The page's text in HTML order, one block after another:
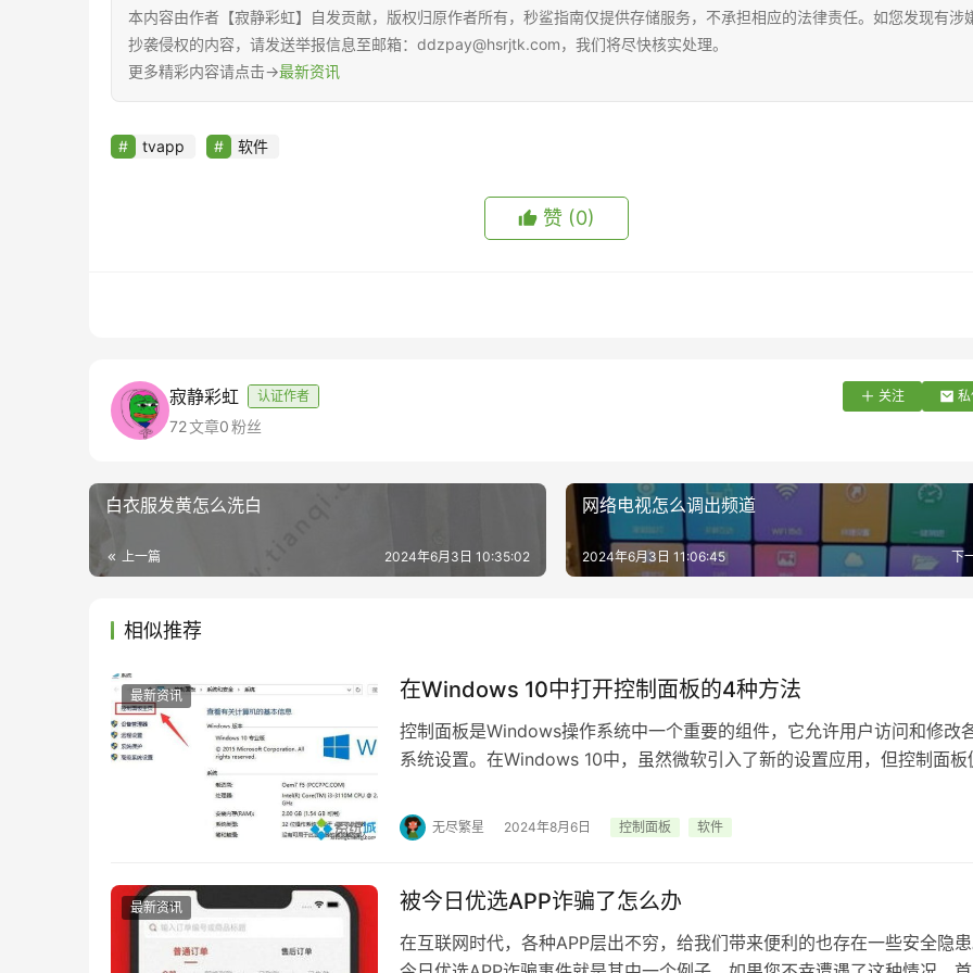
本内容由作者【寂静彩虹】自发贡献，版权归原作者所有，秒鲨指南仅提供存储服务，不承担相应的法律责任。如您发现有涉
抄袭侵权的内容，请发送举报信息至邮箱：ddzpay@hsrjtk.com，我们将尽快核实处理。
更多精彩内容请点击→最新资讯
tvapp 软件
赞 (0)
寂静彩虹 认证作者 关注
72文章0粉丝
白衣服发黄怎么洗白
上一篇 2024年6月3日 10:35:02
网络电视怎么调出频道
下
2024年6月3日 11:06:45
相似推荐
最新资讯 在Windows 10中打开控制面板的4种方法
控制面板是Windows操作系统中一个重要的组件，它允许用户访问和修改
系统设置。在Windows 10中，虽然微软引入了新的设置应用，但控制面板
无尽繁星 2024年8月6日 控制面板 软件
最新资讯 被今日优选APP诈骗了怎么办
在互联网时代，各种APP层出不穷，给我们带来便利的也存在一些安全隐